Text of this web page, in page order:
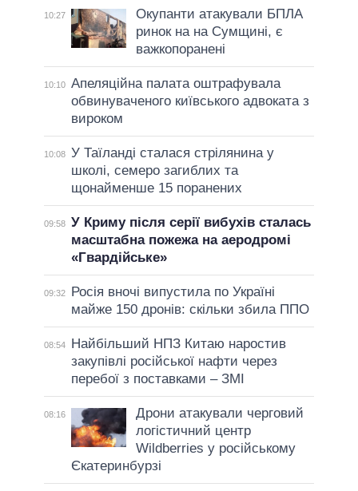
10:27
Окупанти атакували БПЛА
ринок на на Сумщині, є
важкопоранені
10:10 Апеляційна палата оштрафувала
обвинуваченого київського адвоката з
вироком
10:08 У Таїланді сталася стрілянина у
школі, семеро загиблих та
щонайменше 15 поранених
09:58 У Криму після серії вибухів сталась
масштабна пожежа на аеродромі
«Гвардійське»
09:32
Росія вночі випустила по Україні
майже 150 дронів: скільки збила ППО
08:54
Найбільший НПЗ Китаю наростив
закупівлі російської нафти через
перебої з поставками – ЗМІ
08:16
Дрони атакували черговий
логістичний центр
Wildberries у російському
Єкатеринбурзі